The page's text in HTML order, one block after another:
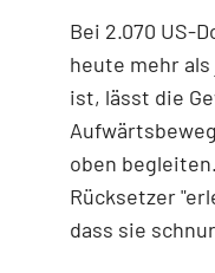
Bei 2.070 US-
heute mehr
ist, lässt die
oben
Rücksetzer
dass sie